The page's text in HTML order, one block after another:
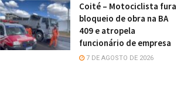
Coité – Motociclista fura
bloqueio de obra na BA
409 e atropela
funcionário de empresa
7 DE AGOSTO DE 2026